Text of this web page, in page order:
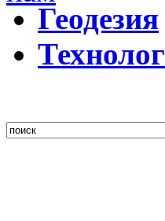
Геодезия
Т